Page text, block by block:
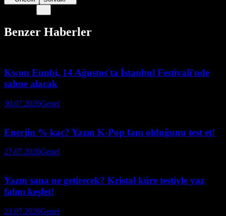
Benzer Haberler
Kwon Eunbi, 14 Ağustos'ta İstanbul Festivali'nde
sahne alacak
30.07.2026Genel
Enerjin % kaç? Yazın K-Pop fanı olduğunu test et!
27.07.2026Genel
Yazın sana ne getirecek? Kristal küre testiyle yaz
falını keşfet!
23.07.2026Genel